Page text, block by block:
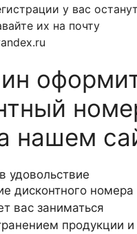
у вас
их на почту
нашем
удовольствие
дисконтного номера
вас заниматься
продукции и